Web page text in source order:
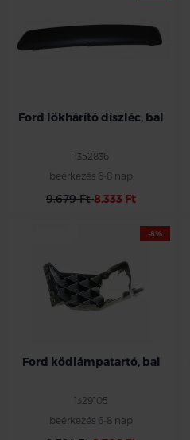
Ford lökhárító díszléc, bal
1352836
beérkezés 6-8 nap
9.679 Ft8.333 Ft
-8%
Ford ködlámpatartó, bal
1329105
beérkezés 6-8 nap